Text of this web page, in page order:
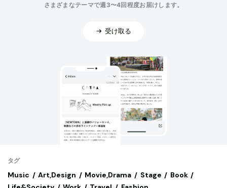
さまざまなテーマで週3〜4回程度お届けします。
受け取る
タグ
Music Art,Design Movie,Drama Stage
Book